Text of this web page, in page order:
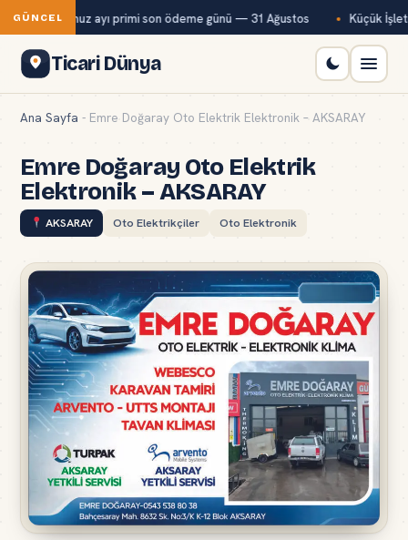
GÜNCEL
Kur temmuz ayı primi son ödeme günü — 31 Ağustos Küçük
Ticari Dünya
Ana Sayfa - Emre Doğaray Oto Elektrik Elektronik – AKSARAY
Emre Doğaray Oto Elektrik
Elektronik – AKSARAY
AKSARAY Oto Elektrikçiler Oto Elektronik